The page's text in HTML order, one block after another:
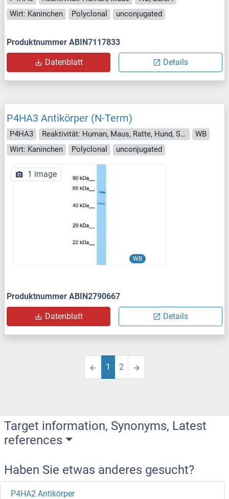
Wirt: Kaninchen
Polyclonal unconjugated
Produktnummer ABIN7117833
Datenblatt Details
P4HA3 Antikörper (N-Term)
P4HA3 Reaktivität: Human, Maus, Ratte, Hund, Schwein, Rind (Kuh), Meerschweinchen, Pferd
WB
Wirt: Kaninchen
Polyclonal unconjugated
WB
1 image
Produktnummer ABIN2790667
Datenblatt Details
1 2
Target information, Synonyms, Latest
references
Haben Sie etwas anderes gesucht?
P4HA2 Antikörper